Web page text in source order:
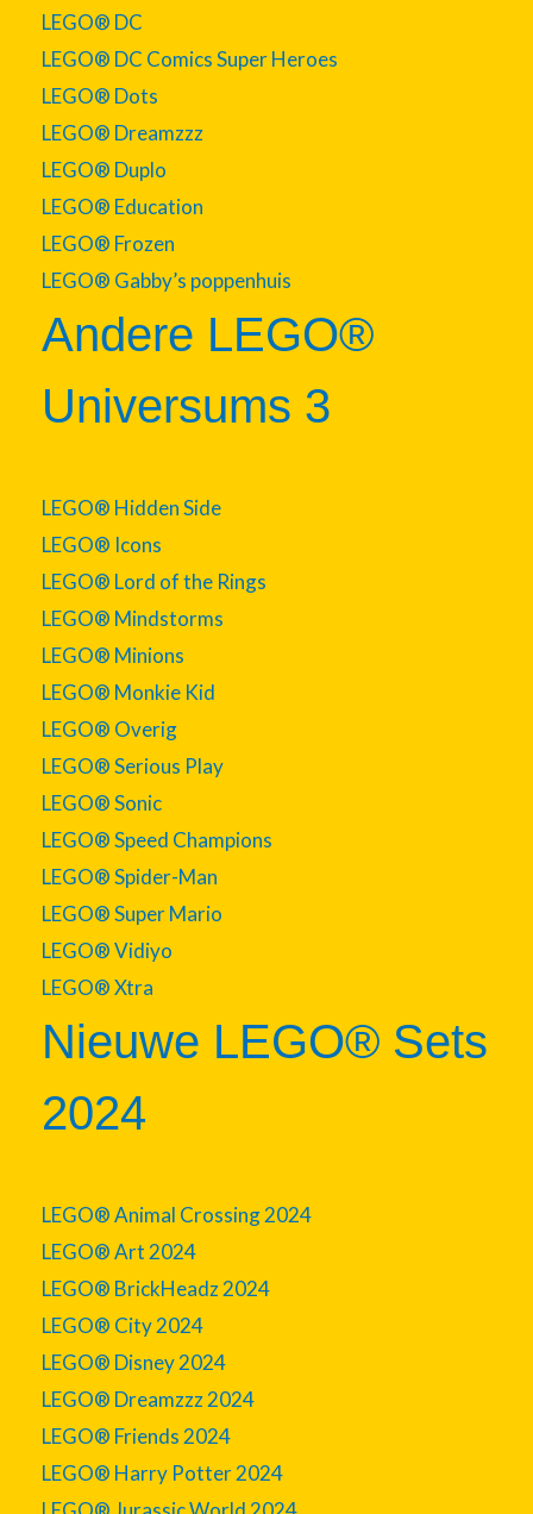
LEGO® DC
LEGO® DC Comics Super Heroes
LEGO® Dots
LEGO® Dreamzzz
LEGO® Duplo
LEGO® Education
LEGO® Frozen
LEGO® Gabby’s poppenhuis
Andere LEGO®
Universums 3
LEGO® Hidden Side
LEGO® Icons
LEGO® Lord of the Rings
LEGO® Mindstorms
LEGO® Minions
LEGO® Monkie Kid
LEGO® Overig
LEGO® Serious Play
LEGO® Sonic
LEGO® Speed Champions
LEGO® Spider-Man
LEGO® Super Mario
LEGO® Vidiyo
LEGO® Xtra
Nieuwe LEGO® Sets
2024
LEGO® Animal Crossing 2024
LEGO® Art 2024
LEGO® BrickHeadz 2024
LEGO® City 2024
LEGO® Disney 2024
LEGO® Dreamzzz 2024
LEGO® Friends 2024
LEGO® Harry Potter 2024